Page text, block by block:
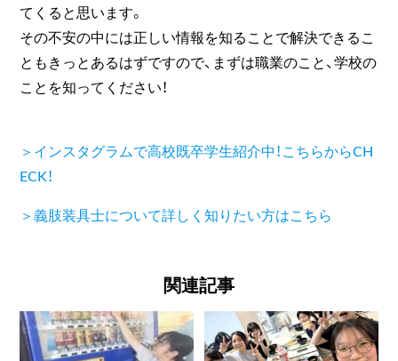
てくると思います。
その不安の中には正しい情報を知ることで解決できるこ
ともきっとあるはずですので、まずは職業のこと、学校の
ことを知ってください！
＞インスタグラムで高校既卒学生紹介中！こちらからCH
ECK！
＞義肢装具士について詳しく知りたい方はこちら
関連記事